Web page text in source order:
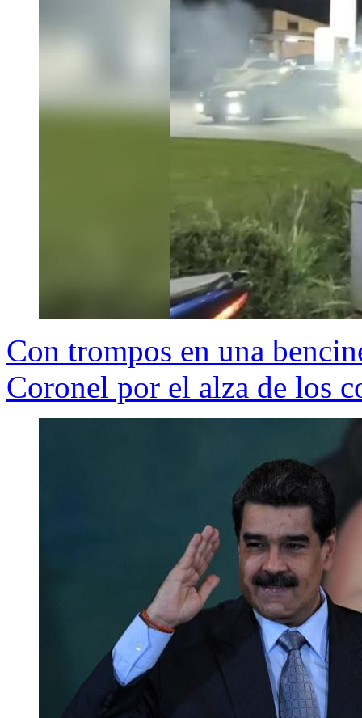
Con trompos en una
Coronel por el alza de los